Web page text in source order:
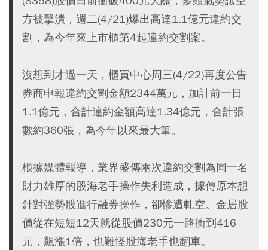
方被擊潰，週二(4/21)爆出高達1.1億元違約交
割，為今年來上市櫃第4起違約交割案。
沒想到才過一天，櫃買中心周三(4/22)再度公告
券商申報違約交割金額2344萬元，加計前一日
1.1億元，合計違約金額高達1.34億元，合計張
數約360張，為今年以來最大筆。
根據媒體報導，業界盛傳兩次違約交割為同一名
財力雄厚的股海老手操作失利造成，據傳原本想
針對強勢股進行融券操作，卻慘遭軋空。金居股
價從在短短12天就從股價230元一路衝到416
元，飆漲1倍，也難怪股海老手也翻車。